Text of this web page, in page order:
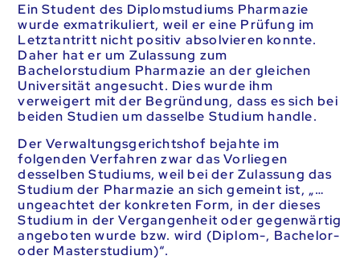
Ein Student des Diplomstudiums Pharmazie
wurde exmatrikuliert, weil er eine Prüfung im
Letztantritt nicht positiv absolvieren konnte.
Daher hat er um Zulassung zum
Bachelorstudium Pharmazie an der gleichen
Universität angesucht. Dies wurde ihm
verweigert mit der Begründung, dass es sich bei
beiden Studien um dasselbe Studium handle.
Der Verwaltungsgerichtshof bejahte im
folgenden Verfahren zwar das Vorliegen
desselben Studiums, weil bei der Zulassung das
Studium der Pharmazie an sich gemeint ist, „…
ungeachtet der konkreten Form, in der dieses
Studium in der Vergangenheit oder gegenwärtig
angeboten wurde bzw. wird (Diplom-, Bachelor-
oder Masterstudium)“.